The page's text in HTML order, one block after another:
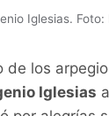
Iglesias. Foto:
de los
Iglesias